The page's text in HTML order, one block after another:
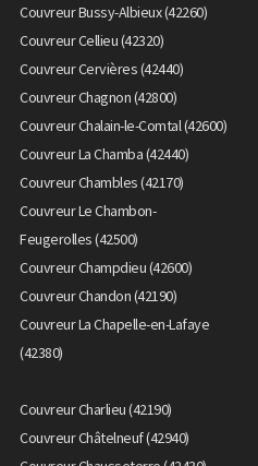
Couvreur Bussy-Albieux (42260)
Couvreur Cellieu (42320)
Couvreur Cervières (42440)
Couvreur Chagnon (42800)
Couvreur Chalain-le-Comtal (42600)
Couvreur La Chamba (42440)
Couvreur Chambles (42170)
Couvreur Le Chambon-
Feugerolles (42500)
Couvreur Champdieu (42600)
Couvreur Chandon (42190)
Couvreur La Chapelle-en-Lafaye
(42380)
Couvreur Charlieu (42190)
Couvreur Châtelneuf (42940)